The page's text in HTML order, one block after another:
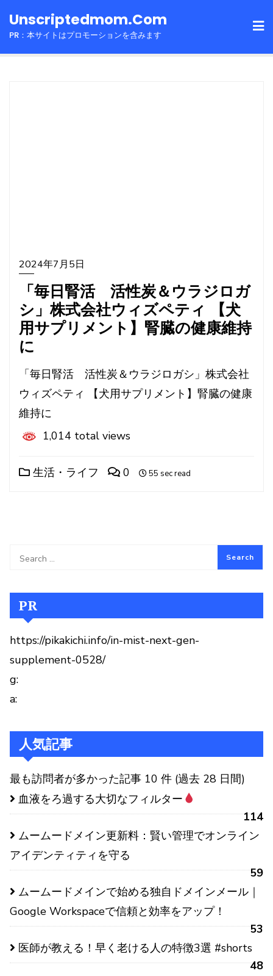
toUnscriptedmom.com
PR：本サイトはプロモーションを含みます
2024年7月5日
「毎日腎活 活性炭＆ウラジロガ
シ」株式会社ウィズペティ 【犬
用サプリメント】腎臓の健康維持
に
「毎日腎活 活性炭＆ウラジロガシ」株式会社
ウィズペティ 【犬用サプリメント】腎臓の健康
維持に
1,014 total views
生活・ライフ 0 55 sec read
PR
https://pikakichi.info/in-mist-next-gen-
supplement-0528/
g:
a:
人気記事
最も訪問者が多かった記事 10 件 (過去 28 日間)
血液をろ過する大切なフィルター
114
ムームードメイン更新料：賢い管理でオンライン
アイデンティティを守る
59
ムームードメインで始める独自ドメインメール｜
Google Workspaceで信頼と効率をアップ！
53
医師が教える！早く老ける人の特徴3選 #shorts
48